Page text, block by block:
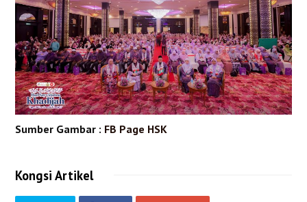
Sumber Gambar : FB Page HSK
Kongsi Artikel